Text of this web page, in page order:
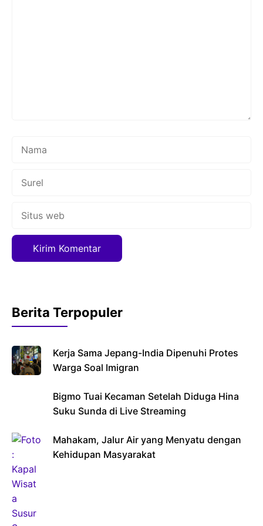
Berita Terpopuler
Kerja Sama Jepang-India Dipenuhi Protes
Warga Soal Imigran
Bigmo Tuai Kecaman Setelah Diduga Hina
Suku Sunda di Live Streaming
Mahakam, Jalur Air yang Menyatu dengan
Kehidupan Masyarakat